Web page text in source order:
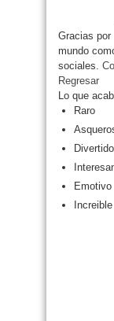
Gracias por
mundo
sociales.
Regresar
Lo que
Raro
Divertido
Emotivo
Increible